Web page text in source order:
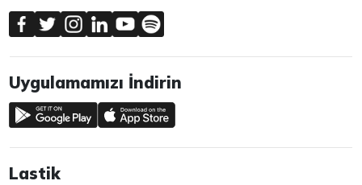
Uygulamamızı İndirin
Lastik